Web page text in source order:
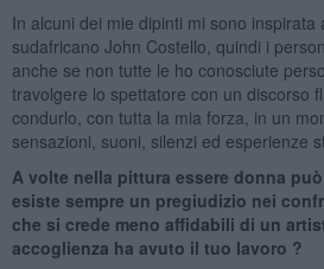
In alcuni dei mie dipinti mi sono inspirata
sudafricano John Costello, quindi i
anche se non tutte le ho conosciute
travolgere lo spettatore con un discorso
condurlo, con tutta la mia forza, in un
sensazioni, suoni, silenzi ed esperienze
A volte nella pittura essere donna
esiste sempre un pregiudizio nei
che si crede meno affidabili di un
accoglienza ha avuto il tuo lavoro ?